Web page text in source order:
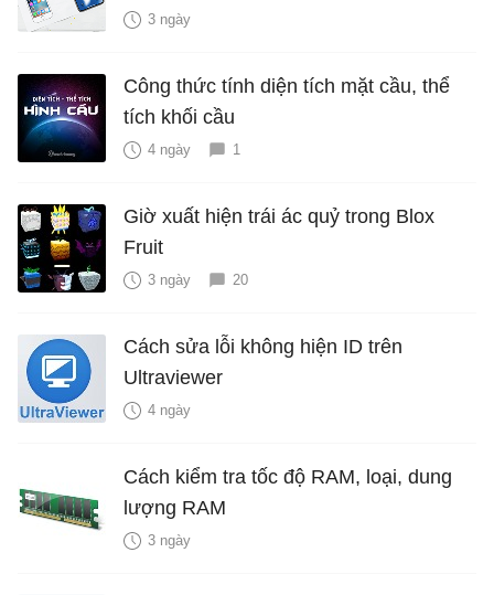
3 ngày
Công thức tính diện tích mặt cầu, thể
tích khối cầu
4 ngày 1
Giờ xuất hiện trái ác quỷ trong Blox
Fruit
3 ngày 20
Cách sửa lỗi không hiện ID trên
Ultraviewer
4 ngày
Cách kiểm tra tốc độ RAM, loại, dung
lượng RAM
3 ngày